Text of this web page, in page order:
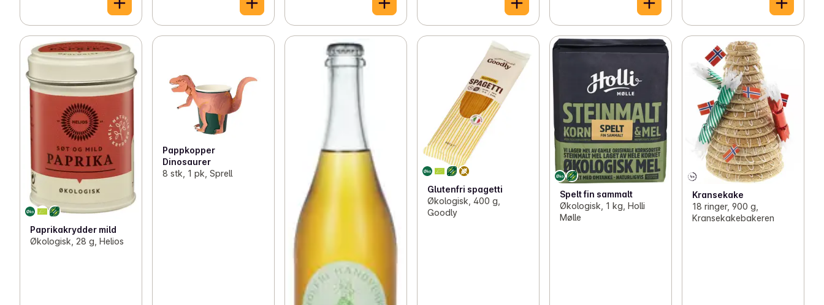
Paprikakrydder mild
Økologisk, 28 g, Helios
Pappkopper
Dinosaurer
8 stk, 1 pk, Sprell
Glutenfri spagetti
Økologisk, 400 g,
Goodly
Spelt fin sammalt
Økologisk, 1 kg, Holli
Mølle
Kransekake
18 ringer, 900 g,
Kransekakebakeren